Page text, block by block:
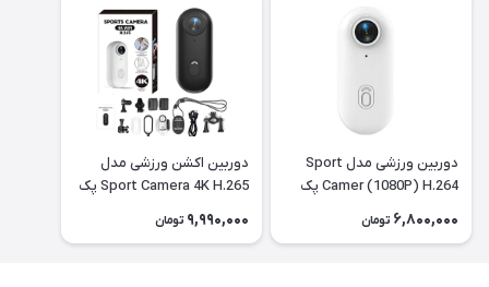
دوربین ورزشی مدل Sport
Camer (1080P) H.264 پک
کامل با تمام تجهیزات رنگ
مشکی
6,800,000 تومان
دوربین اکشن ورزشی مدل
Sport Camera 4K H.265 پک
9,990,000 تومان